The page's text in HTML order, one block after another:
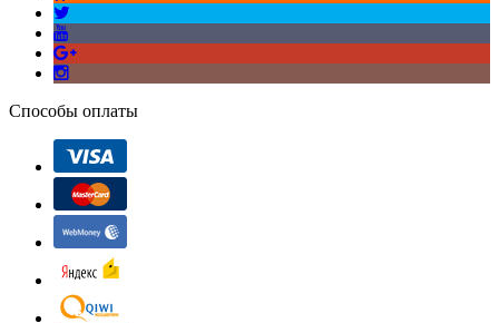
Способы оплаты